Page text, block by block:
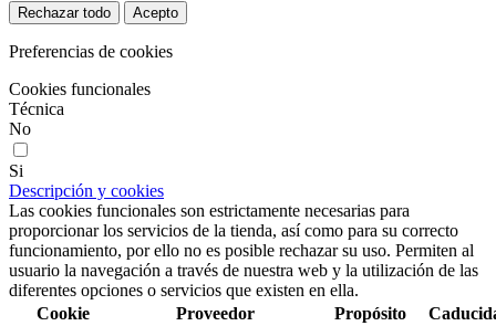
Rechazar todo Acepto
Preferencias de cookies
Cookies funcionales
Técnica
No
Si
Descripción y cookies
Las cookies funcionales son estrictamente necesarias para
proporcionar los servicios de la tienda, así como para su correcto
funcionamiento, por ello no es posible rechazar su uso. Permiten al
usuario la navegación a través de nuestra web y la utilización de las
diferentes opciones o servicios que existen en ella.
Cookie
Proveedor Propósito